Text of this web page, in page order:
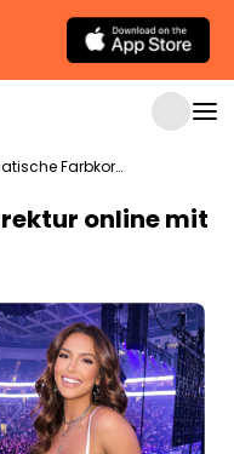
Automatische Farbkorrektur
online mit